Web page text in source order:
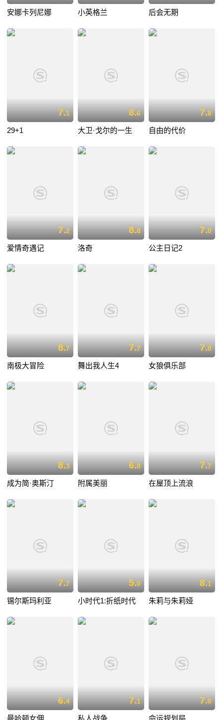
安娜卡列尼娜 小英格兰 后会无期
7.1
29+1
8.6
大卫·戈尔的一生
7.8
自由的代价
7.2
爱情奇遇记
8.8
洛奇
7.0
公主日记2
8.7
南极大冒险
7.7
舞出我人生4
7.0
女狼俱乐部
8.3
成为简·奥斯汀
6.8
附属美丽
7.7
在屋顶上流浪
7.7
锡尔斯玛利亚
5.0
小时代1:折纸时代
8.1
朱莉与朱莉娅
6.4 7.1 7.0